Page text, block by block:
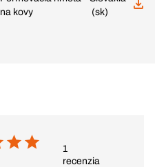
na kovy
(sk)
1
recenzia